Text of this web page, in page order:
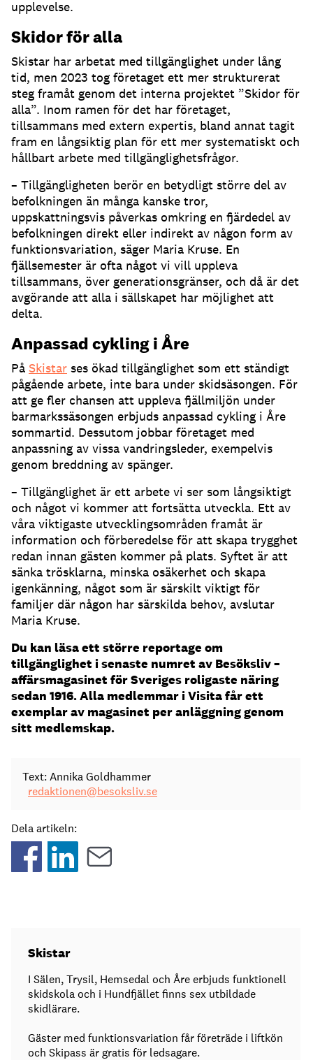
upplevelse.
Skidor för alla
Skistar har arbetat med tillgänglighet under lång
tid, men 2023 tog företaget ett mer strukturerat
steg framåt genom det interna projektet ”Skidor för
alla”. Inom ramen för det har företaget,
tillsammans med extern expertis, bland annat tagit
fram en långsiktig plan för ett mer systematiskt och
hållbart arbete med tillgänglighetsfrågor.
– Tillgängligheten berör en betydligt större del av
befolkningen än många kanske tror,
uppskattningsvis påverkas omkring en fjärdedel av
befolkningen direkt eller indirekt av någon form av
funktionsvariation, säger Maria Kruse. En
fjällsemester är ofta något vi vill uppleva
tillsammans, över generationsgränser, och då är det
avgörande att alla i sällskapet har möjlighet att
delta.
Anpassad cykling i Åre
På Skistar ses ökad tillgänglighet som ett ständigt
pågående arbete, inte bara under skidsäsongen. För
att ge fler chansen att uppleva fjällmiljön under
barmarkssäsongen erbjuds anpassad cykling i Åre
sommartid. Dessutom jobbar företaget med
anpassning av vissa vandringsleder, exempelvis
genom breddning av spänger.
– Tillgänglighet är ett arbete vi ser som långsiktigt
och något vi kommer att fortsätta utveckla. Ett av
våra viktigaste utvecklingsområden framåt är
information och förberedelse för att skapa trygghet
redan innan gästen kommer på plats. Syftet är att
sänka trösklarna, minska osäkerhet och skapa
igenkänning, något som är särskilt viktigt för
familjer där någon har särskilda behov, avslutar
Maria Kruse.
Du kan läsa ett större reportage om
tillgänglighet i senaste numret av Besöksliv –
affärsmagasinet för Sveriges roligaste näring
sedan 1916. Alla medlemmar i Visita får ett
exemplar av magasinet per anläggning genom
sitt medlemskap.
Text: Annika Goldhammer
redaktionen@besoksliv.se
Dela artikeln:
Skistar
I Sälen, Trysil, Hemsedal och Åre erbjuds funktionell
skidskola och i Hundfjället finns sex utbildade
skidlärare.
Gäster med funktionsvariation får företräde i liftkön
och Skipass är gratis för ledsagare.